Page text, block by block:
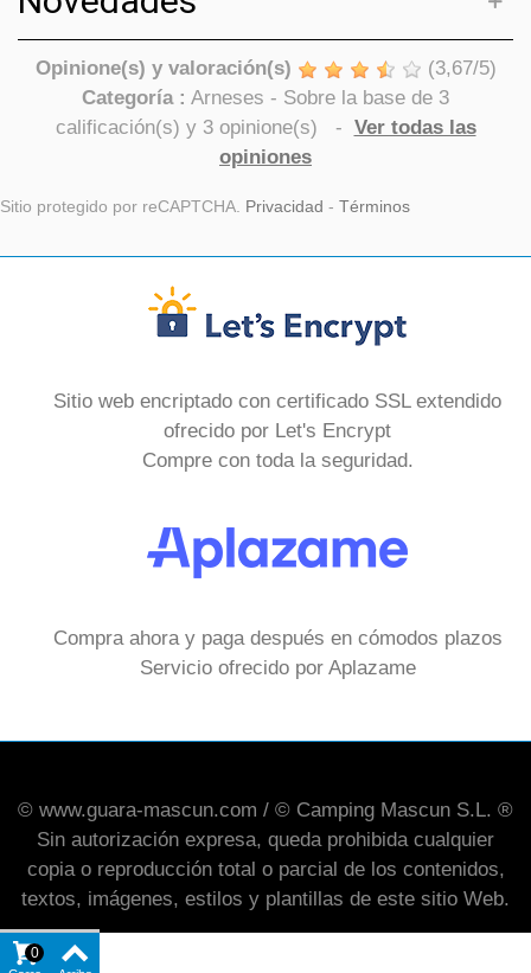
Opinione(s) y valoración(s) (3,67/5)
Categoría : Arneses - Sobre la base de 3
calificación(s) y 3opinione(s) - Ver todas las
opiniones
Sitio protegido por reCAPTCHA. Privacidad - Términos
Sitio web encriptado con certificado SSL extendido
ofrecido por Let's Encrypt
Compre con toda la seguridad.
Compra ahora y paga después en cómodos plazos
Servicio ofrecido por Aplazame
© www.guara-mascun.com / © Camping Mascun S.L. ®
Sin autorización expresa, queda prohibida cualquier
copia o reproducción total o parcial de los contenidos,
textos, imágenes, estilos y plantillas de este sitio Web.
0